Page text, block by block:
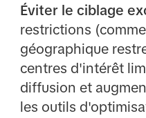
Éviter le ciblage
restrictions
géographique
centres d'intérêt
diffusion et
les outils